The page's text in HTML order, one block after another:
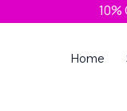
10%
Home